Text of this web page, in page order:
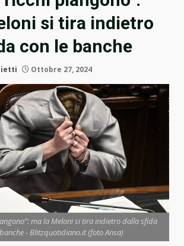
si tira indietro
con le banche
Ottobre 27, 2024
ma la Meloni si tira indietro dalla sfida
- Blitzquotidiano.it (foto Ansa)